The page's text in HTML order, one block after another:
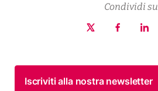
Iscriviti alla nostra newsletter
Condividi su